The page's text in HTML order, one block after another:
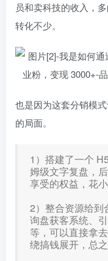
员和卖科技的收入，
转化不少。
也是因为这套分销模
的局面。
1）搭建了一个
姆级文字复盘，
享受的权益，花小
2）整合资源给到
询盘获客系统、
等，可以直接拿
绕搞钱展开，总之